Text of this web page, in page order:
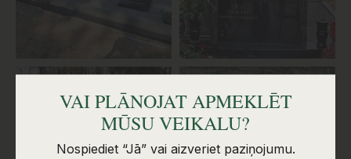
VAI PLĀNOJAT APMEKLĒT
MŪSU VEIKALU?
Nospiediet “Jā” vai aizveriet paziņojumu.